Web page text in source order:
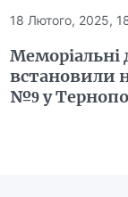
18 Лютого, 2025,
встановили
№9 у